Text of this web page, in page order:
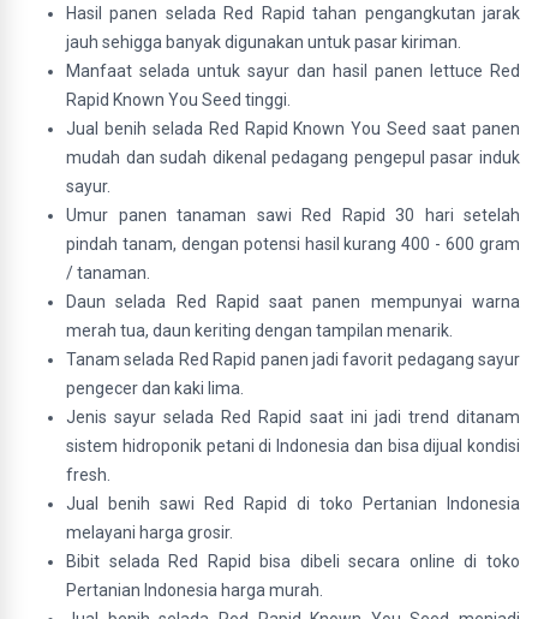
Hasil panen selada Red Rapid tahan pengangkutan jarak
jauh sehigga banyak digunakan untuk pasar kiriman.
Manfaat selada untuk sayur dan hasil panen lettuce Red
Rapid Known You Seed tinggi.
Jual benih selada Red Rapid Known You Seed saat panen
mudah dan sudah dikenal pedagang pengepul pasar induk
sayur.
Umur panen tanaman sawi Red Rapid 30 hari setelah
pindah tanam, dengan potensi hasil kurang 400 - 600 gram
/ tanaman.
Daun selada Red Rapid saat panen mempunyai warna
merah tua, daun keriting dengan tampilan menarik.
Tanam selada Red Rapid panen jadi favorit pedagang sayur
pengecer dan kaki lima.
Jenis sayur selada Red Rapid saat ini jadi trend ditanam
sistem hidroponik petani di Indonesia dan bisa dijual kondisi
fresh.
Jual benih sawi Red Rapid di toko Pertanian Indonesia
melayani harga grosir.
Bibit selada Red Rapid bisa dibeli secara online di toko
Pertanian Indonesia harga murah.